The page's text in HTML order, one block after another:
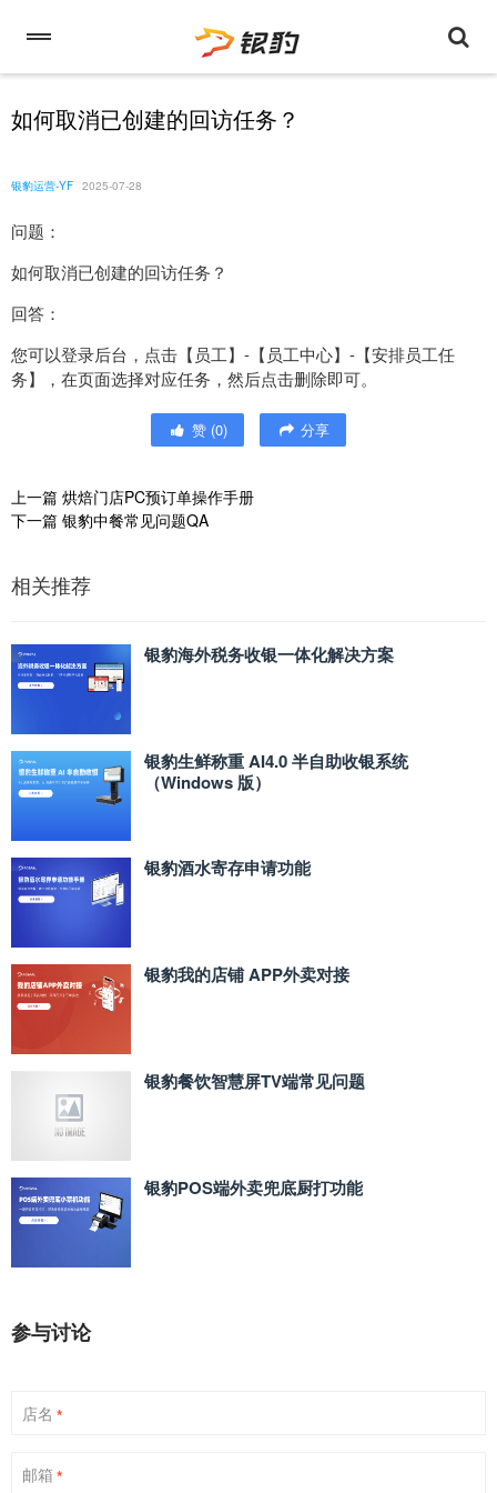
如何取消已创建的回访任务？
银豹运营-YF 2025-07-28
问题：
如何取消已创建的回访任务？
回答：
您可以登录后台，点击【员工】-【员工中心】-【安排员工任
务】，在页面选择对应任务，然后点击删除即可。
赞 (0) 分享
上一篇 烘焙门店PC预订单操作手册
下一篇 银豹中餐常见问题QA
相关推荐
银豹海外税务收银一体化解决方案
银豹生鲜称重 AI4.0 半自助收银系统
（Windows 版）
银豹酒水寄存申请功能
银豹我的店铺 APP外卖对接
银豹餐饮智慧屏TV端常见问题
银豹POS端外卖兜底厨打功能
参与讨论
店名 *
邮箱 *